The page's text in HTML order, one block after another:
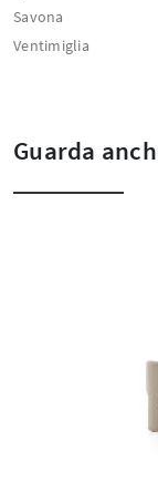
Savona
Ventimiglia
Guarda